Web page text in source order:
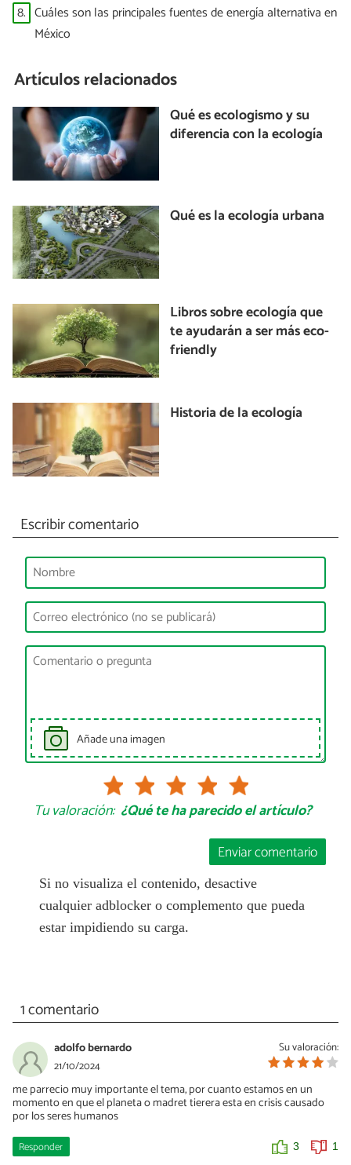
8. Cuáles son las principales fuentes de energía alternativa en
México
Artículos relacionados
Qué es ecologismo y su
diferencia con la ecología
Qué es la ecología urbana
Libros sobre ecología que
te ayudarán a ser más eco-
friendly
Historia de la ecología
Escribir comentario
Añade una imagen
Tu valoración: ¿Qué te ha parecido el artículo?
Enviar comentario
Si no visualiza el contenido, desactive
cualquier adblocker o complemento que pueda
estar impidiendo su carga.
1 comentario
Su valoración:
adolfo bernardo
21/10/2024
me parrecio muy importante el tema, por cuanto estamos en un
momento en que el planeta o madret tierera esta en crisis causado
por los seres humanos
Responder 3 1